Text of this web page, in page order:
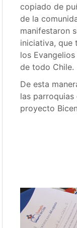
copiado de
de la
manifestaron
iniciativa, que
los
de todo Chile.
De esta
las
proyecto